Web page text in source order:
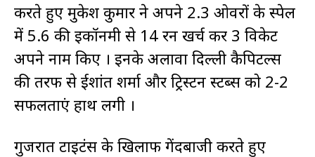
करते हुए मुकेश कुमार ने अपने 2.3 ओवरों के स्पेल
में 5.6 की इकॉनमी से 14 रन खर्च कर 3 विकेट
अपने नाम किए । इनके अलावा दिल्ली कैपिटल्स
की तरफ से ईशांत शर्मा और ट्रिस्टन स्टब्स को 2-2
सफलताएं हाथ लगी ।
गुजरात टाइटंस के खिलाफ गेंदबाजी करते हुए